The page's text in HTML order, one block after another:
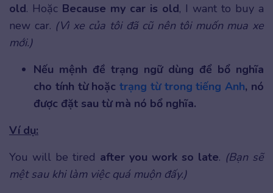
old. Hoặc Because my car is old, I want to buy a
new car. (Vì xe của tôi đã cũ nên tôi muốn mua xe
mới.)
Nếu mệnh đề trạng ngữ dùng để bổ nghĩa
cho tính từ hoặctrạng từ trong tiếng Anh, nó
được đặt sau từ mà nó bổ nghĩa.
Ví dụ:
You will be tired after you work so late. (Bạn sẽ
mệt sau khi làm việc quá muộn đấy.)